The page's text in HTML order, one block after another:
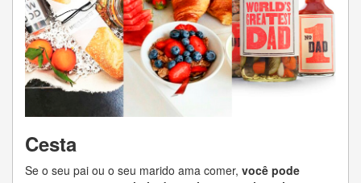
Cesta
Se o seu pai ou o seu marido ama comer, você pode